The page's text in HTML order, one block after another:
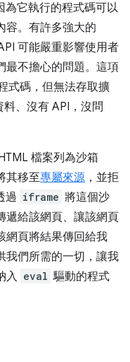
為它執行的程式碼可以
容。有許多強大的
可能嚴重影響使用者
最不擔心的問題。這項
式碼，但無法存取擴
、沒有 API，沒問
檔案列為沙箱
其移至專屬來源 ，並拒
過 iframe 將這個沙
遞給該網頁、讓該網頁
網頁將結果傳回給我
我們所需的一切，讓我
入 eval 驅動的程式